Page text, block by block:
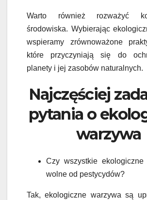
Warto również rozważyć
środowiska. Wybierając
wspieramy zrównoważone
które przyczyniają się do
planety i jej zasobów naturalnych.
Najczęściej
pytania o
warzywa
Czy wszystkie ekologiczne
wolne od pestycydów?
Tak, ekologiczne warzywa są